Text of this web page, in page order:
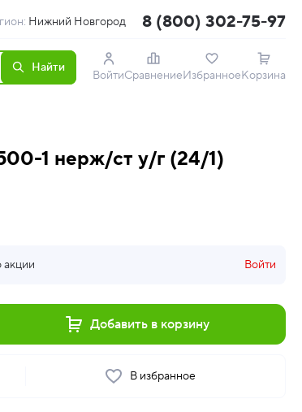
Нижний Новгород 8 (800) 302-75-97
Найти
ВойтиСравнениеИзбранноеКорзина
1 нерж/ст у/г (24/1)
акции Войти
Добавить в корзину
В избранное